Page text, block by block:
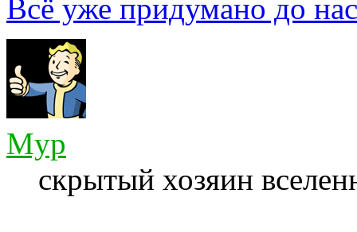
Всё уже придумано до
Myp
скрытый хозяин